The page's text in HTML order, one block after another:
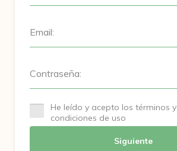
Email:
Contraseña:
He leído y acepto los términos y
condiciones de uso
Siguiente